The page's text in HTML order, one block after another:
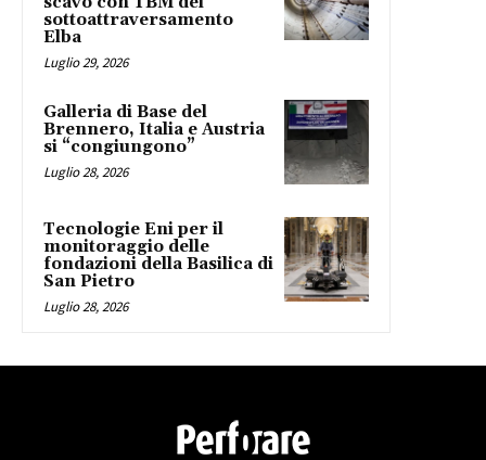
sottoattraversamento
Elba
Luglio 29, 2026
Galleria di Base del
Brennero, Italia e Austria
si “congiungono”
Luglio 28, 2026
Tecnologie Eni per il
monitoraggio delle
fondazioni della Basilica di
San Pietro
Luglio 28, 2026